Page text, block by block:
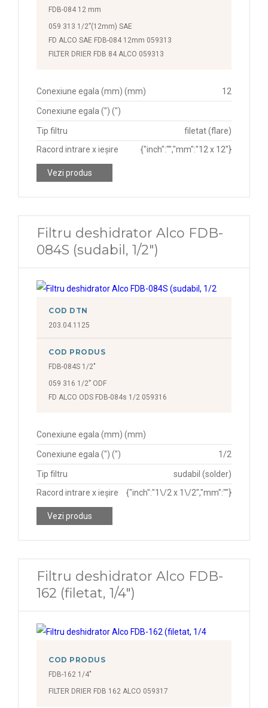
FDB-084 12 mm
059 313 1/2”(12mm) SAE
FD ALCO SAE FDB-084 12mm 059313
FILTER DRIER FDB 84 ALCO 059313
Conexiune egala (mm) (mm) 12
Conexiune egala (") (")
Tip filtru
filetat (flare)
Racord intrare x ieșire
{"inch":"","mm":"12 x 12"}
Vezi produs
Filtru deshidrator Alco FDB-
084S (sudabil, 1/2")
COD DTN
203.04.1125
COD PRODUS
FDB-084S 1/2"
059 316 1/2” ODF
FD ALCO ODS FDB-084s 1/2 059316
Conexiune egala (mm) (mm)
Conexiune egala (") (") 1/2
Tip filtru
sudabil (solder)
Racord intrare x ieșire
{"inch":"1\/2 x 1\/2","mm":""}
Vezi produs
Filtru deshidrator Alco FDB-
162 (filetat, 1/4")
COD PRODUS
FDB-162 1/4"
FILTER DRIER FDB 162 ALCO 059317